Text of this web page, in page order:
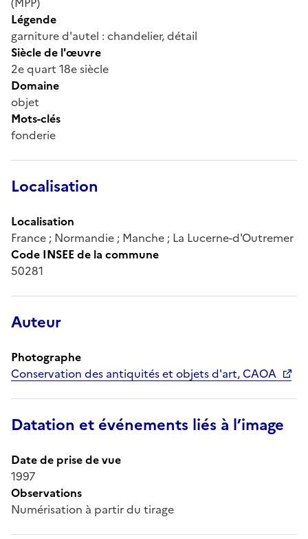
Légende
garniture d'autel : chandelier, détail
Siècle de l'œuvre
2e quart 18e siècle
Domaine
objet
Mots-clés
fonderie
Localisation
Localisation
France ; Normandie ; Manche ; La Lucerne-d'Outremer
Code INSEE de la commune
50281
Auteur
Photographe
Conservation des antiquités et objets d'art, CAOA
Datation et événements liés à l’image
Date de prise de vue
1997
Observations
Numérisation à partir du tirage